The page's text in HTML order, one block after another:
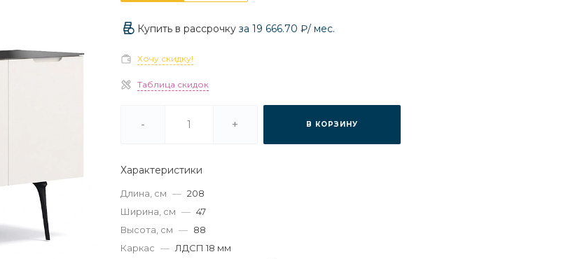
Купить в рассрочку за 19 666.70 ₽/ мес.
Хочу скидку!
Таблица скидок
- + В КОРЗИНУ
Характеристики
Длина, см — 208
Ширина, см — 47
Высота, см — 88
Каркас — ЛДСП 18 мм